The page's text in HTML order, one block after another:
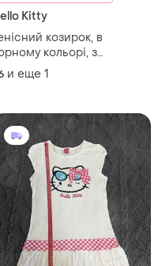
Kitty
козирок, в
кольорі, з
hello kitty
и еще 1